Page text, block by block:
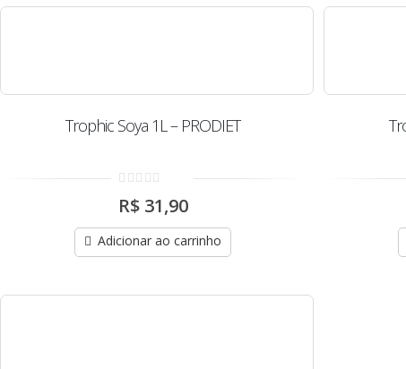
Trophic Soya 1L – PRODIET
out
5
R$31,90
Adicionar ao carrinho